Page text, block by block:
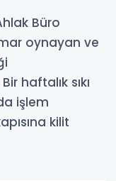
Büro
oynayan ve
haftalık sıkı
işlem
kilit